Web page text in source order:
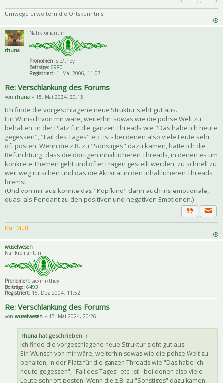
Zitat
Umwege erweitern die Ortskenntnis.
rhuna
Nähkromant:in
Pronomen:sie/they
Beiträge: 6980
Registriert:1. Mai 2006, 11:07
Re: Verschlankung des Forums
von rhuna » 15. Mai 2024, 20:13
Ich finde die vorgeschlagene neue Struktur sieht gut aus.
Ein Wunsch von mir wäre, weiterhin sowas wie die pöhse Welt zu
behalten, in der Platz für die ganzen Threads wie "Das habe ich heute
gegessen", "Fail des Tages" etc. ist - bei denen also viele Leute sehr
oft posten. Wenn die z.B. zu "Sonstiges" dazu kämen, hätte ich die
Befürchtung, dass die dortigen inhaltlicheren Threads, in denen es um
konkrete Themen geht und öfter Fragen gestellt werden, zu schnell zu
weit weg rutschen und das die Aktivität in den inhaltlicheren Threads
bremst.
(Und von mir aus könnte das "Kopfkino" dann auch ins emotionale,
quasi als Pendant zu den positiven und negativen Emotionen.)
Zitat
Nur Mut!
wuselwesen
Nähkromant:in
Pronomen: sie/ihr/they
Beiträge: 6493
Registriert: 15. Dez 2004, 11:52
Re: Verschlankung des Forums
von wuselwesen » 15. Mai 2024, 20:26
rhuna hat geschrieben: ↑
Ich finde die vorgeschlagene neue Struktur sieht gut aus.
Ein Wunsch von mir wäre, weiterhin sowas wie die pöhse Welt zu
behalten, in der Platz für die ganzen Threads wie "Das habe ich
heute gegessen", "Fail des Tages" etc. ist - bei denen also viele
Leute sehr oft posten. Wenn die z.B. zu "Sonstiges" dazu kämen,